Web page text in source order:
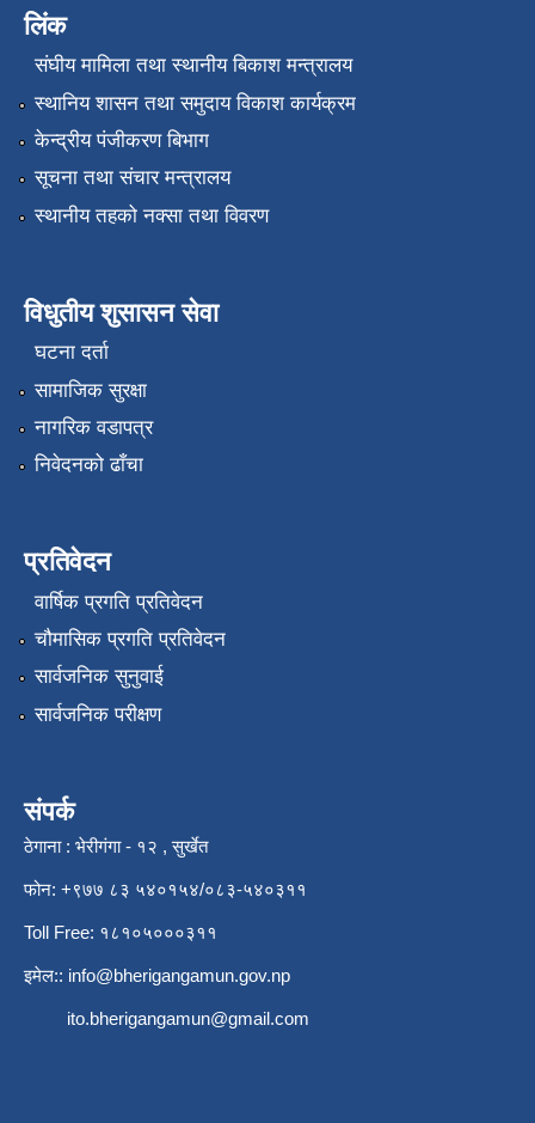
लिंक
संघीय मामिला तथा स्थानीय बिकाश मन्त्रालय
स्थानिय शासन तथा समुदाय विकाश कार्यक्रम
केन्द्रीय पंजीकरण बिभाग
सूचना तथा संचार मन्त्रालय
स्थानीय तहको नक्सा तथा विवरण
विधुतीय शुसासन सेवा
घटना दर्ता
सामाजिक सुरक्षा
नागरिक वडापत्र
निवेदनको ढाँचा
प्रतिवेदन
वार्षिक प्रगति प्रतिवेदन
चौमासिक प्रगति प्रतिवेदन
सार्वजनिक सुनुवाई
सार्वजनिक परीक्षण
संपर्क
ठेगाना : भेरीगंगा - १२ , सुर्खेत
फोन: +९७७ ८३ ५४०१५४/०८३-५४०३११
Toll Free: १८१०५०००३११
इमेल:: info@bherigangamun.gov.np
ito.bherigangamun@gmail.com